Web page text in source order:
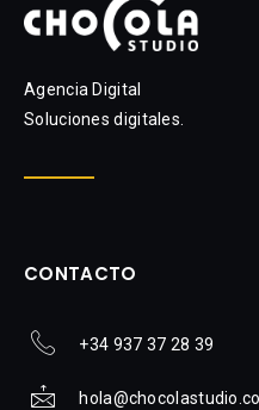
Agencia Digital
Soluciones digitales.
CONTACTO
+34 937 37 28 39